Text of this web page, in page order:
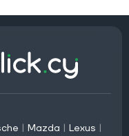
| Mazda | Lexus |